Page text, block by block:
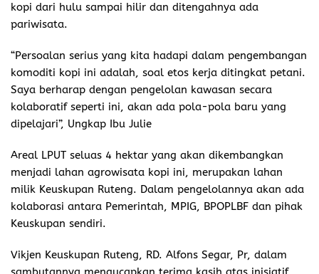
kopi dari hulu sampai hilir dan ditengahnya ada
pariwisata.
“Persoalan serius yang kita hadapi dalam pengembangan
komoditi kopi ini adalah, soal etos kerja ditingkat petani.
Saya berharap dengan pengelolan kawasan secara
kolaboratif seperti ini, akan ada pola-pola baru yang
dipelajari”, Ungkap Ibu Julie
Areal LPUT seluas 4 hektar yang akan dikembangkan
menjadi lahan agrowisata kopi ini, merupakan lahan
milik Keuskupan Ruteng. Dalam pengelolannya akan ada
kolaborasi antara Pemerintah, MPIG, BPOPLBF dan pihak
Keuskupan sendiri.
Vikjen Keuskupan Ruteng, RD. Alfons Segar, Pr, dalam